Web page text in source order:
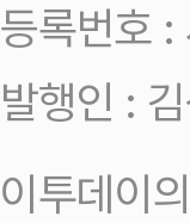
등록번호
발행인 :
이투데이